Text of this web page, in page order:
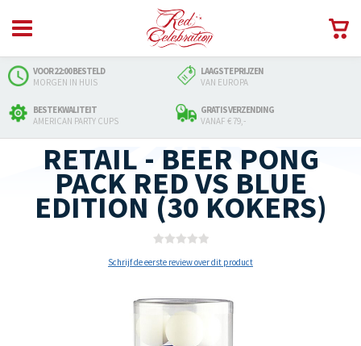
VOOR 22:00 BESTELD
MORGEN IN HUIS
LAAGSTE PRIJZEN
VAN EUROPA
BESTE KWALITEIT
AMERICAN PARTY CUPS
GRATIS VERZENDING
VANAF € 79,-
RETAIL - BEER PONG
PACK RED VS BLUE
EDITION (30 KOKERS)
Schrijf de eerste review over dit product